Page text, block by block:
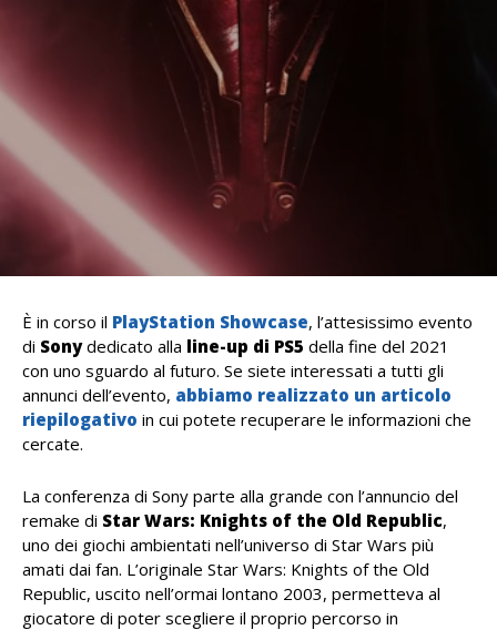
È in corso il PlayStation Showcase, l’attesissimo evento
di Sonydedicato alla line-up di PS5 della fine del 2021
con uno sguardo al futuro. Se siete interessati a tutti gli
annunci dell’evento, abbiamo realizzato un articolo
riepilogativo in cui potete recuperare le informazioni che
cercate.
La conferenza di Sony parte alla grande con l’annuncio del
remake di Star Wars: Knights of the Old Republic,
uno dei giochi ambientati nell’universo di Star Wars più
amati dai fan. L’originale Star Wars: Knights of the Old
Republic, uscito nell’ormai lontano 2003, permetteva al
giocatore di poter scegliere il proprio percorso in